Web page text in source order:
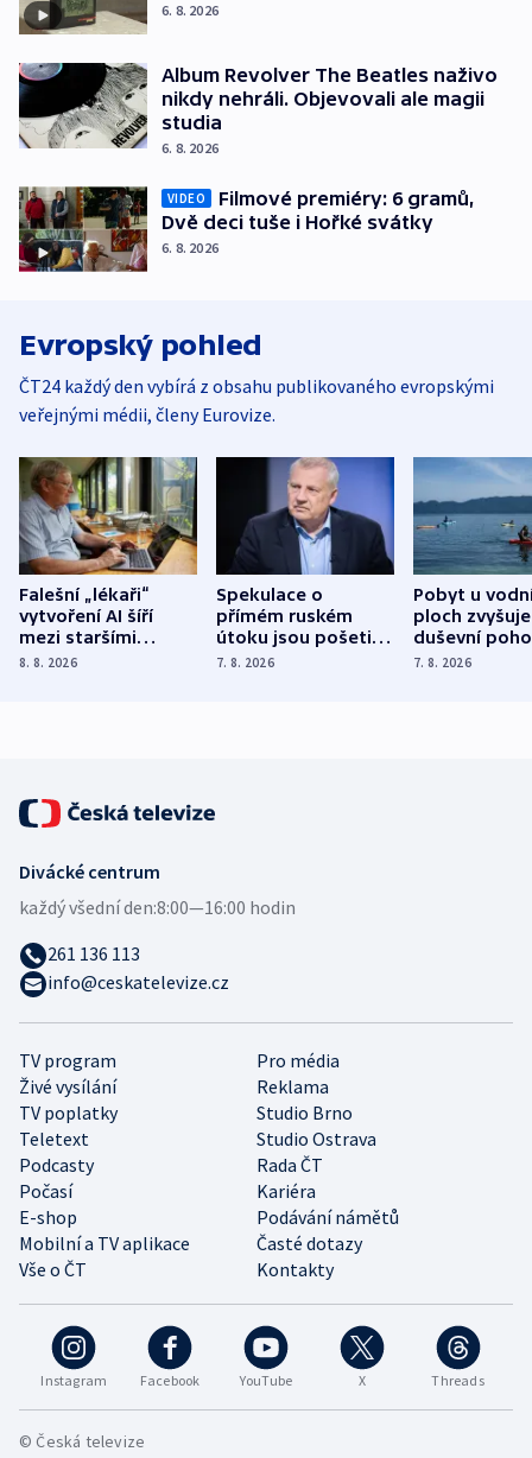
6. 8. 2026
Album Revolver The Beatles naživo
nikdy nehráli. Objevovali ale magii
studia
6. 8. 2026
VIDEO
Filmové premiéry: 6 gramů,
Dvě deci tuše i Hořké svátky
6. 8. 2026
Evropský pohled
ČT24 každý den vybírá z obsahu publikovaného evropskými
veřejnými médii, členy Eurovize.
Falešní „lékaři“
vytvoření AI šíří
mezi staršími
Poláky nebezpečné
8. 8. 2026
Spekulace o
přímém ruském
útoku jsou pošetilé,
míní estonský
7. 8. 2026
Pobyt u
ploch zvyšuje
duševní
ukázala
7. 8. 2026
Instagram Facebook YouTube X Threads
TV program
Pro média
Živé vysílání
Reklama
TV poplatky
Studio Brno
Teletext
Studio Ostrava
Podcasty
Rada ČT
Počasí
Kariéra
E-shop
Podávání námětů
Mobilní a TV aplikace
Časté dotazy
Vše o ČT
Kontakty
Divácké centrum
každý všední den:8:00—16:00 hodin
261 136 113
info@ceskatelevize.cz
© Česká televize